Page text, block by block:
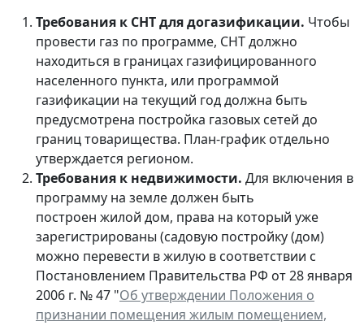
Требования к СНТ для догазификации. Чтобы
провести газ по программе, СНТ должно
находиться в границах газифицированного
населенного пункта, или программой
газификации на текущий год должна быть
предусмотрена постройка газовых сетей до
границ товарищества. План-график отдельно
утверждается регионом.
Требования к недвижимости. Для включения в
программу на земле должен быть
построен жилой дом, права на который уже
зарегистрированы (садовую постройку (дом)
можно перевести в жилую в соответствии с
Постановлением Правительства РФ от 28 января
2006 г. № 47 "Об утверждении Положения о
признании помещения жилым помещением,